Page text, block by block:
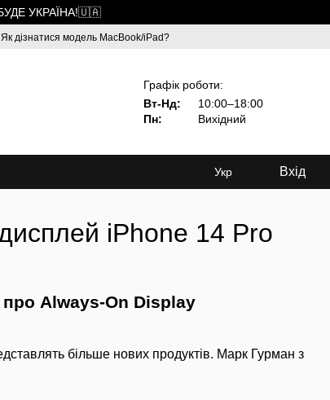
БУДЕ УКРАЇНА!🇺🇦
Як дізнатися модель MacBook/iPad?
Графік роботи:
Вт-Нд:
10:00–18:00
Пн:
Вихідний
Укр Вхід
iPhone 14 Pro
Always-On Display
більше нових продуктів. Марк Гурман з